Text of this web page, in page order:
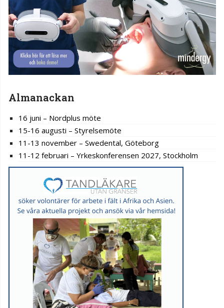
Almanackan
16 juni – Nordplus möte
15-16 augusti – Styrelsemöte
11-13 november – Swedental, Göteborg
11-12 februari – Yrkeskonferensen 2027, Stockholm